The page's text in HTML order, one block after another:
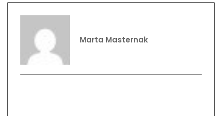
Marta Masternak